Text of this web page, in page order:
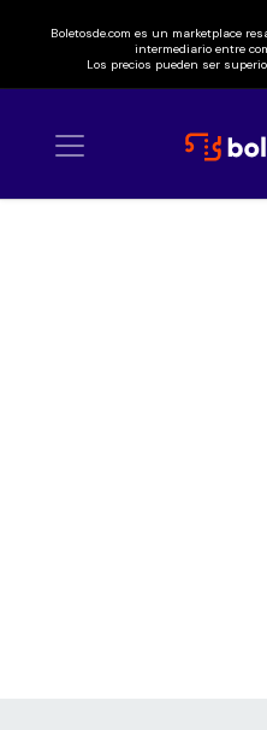
Boletosde.com es un marketplace
intermediario entre
Los precios pueden ser